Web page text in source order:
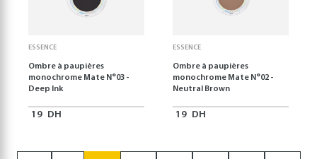
ESSENCE
Ombre à paupières
monochrome Mate N°03 -
Deep Ink
19 DH
ESSENCE
Ombre à paupières
monochrome Mate N°02 -
Neutral Brown
19 DH